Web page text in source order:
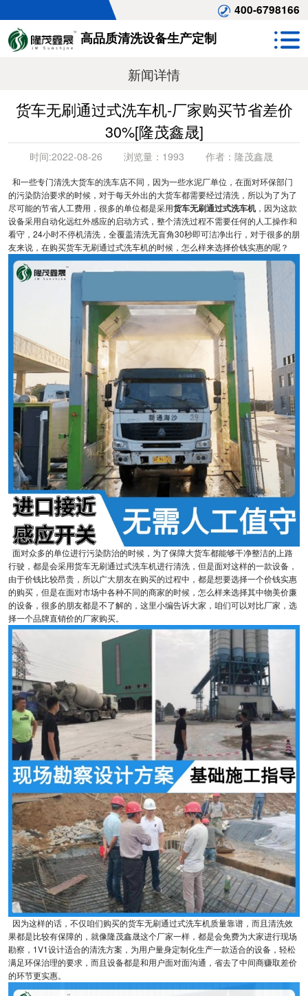
400-6798166
高品质清洗设备生产定制
新闻详情
货车无刷通过式洗车机-厂家购买节省差价
30%[隆茂鑫晟]
时间:2022-08-26 浏览量： 1993 作者： 隆茂鑫晟
和一些专门清洗大货车的洗车店不同，因为一些水泥厂单位，在面对环保部门
的污染防治要求的时候，对于每天外出的大货车都需要经过清洗，所以为了为了
尽可能的节省人工费用，很多的单位都是采用货车无刷通过式洗车机，因为这款
设备采用自动化远红外感应的启动方式，整个清洗过程不需要任何的人工操作和
看守，24小时不停机清洗，全覆盖清洗无盲角30秒即可洁净出行，对于很多的朋
友来说，在购买货车无刷通过式洗车机的时候，怎么样来选择价钱实惠的呢？
面对众多的单位进行污染防治的时候，为了保障大货车都能够干净整洁的上路
行驶，都是会采用货车无刷通过式洗车机进行清洗，但是面对这样的一款设备，
由于价钱比较昂贵，所以广大朋友在购买的过程中，都是想要选择一个价钱实惠
的购买，但是在面对市场中各种不同的商家的时候，怎么样来选择其中物美价廉
的设备，很多的朋友都是不了解的，这里小编告诉大家，咱们可以对比厂家，选
择一个品牌直销价的厂家购买。
因为这样的话，不仅咱们购买的货车无刷通过式洗车机质量靠谱，而且清洗效
果都是比较有保障的，就像隆茂鑫晟这个厂家一样，都是会免费为大家进行现场
勘察，1V1设计适合的清洗方案，为用户量身定制化生产一款适合的设备，轻松
满足环保治理的要求，而且设备都是和用户面对面沟通，省去了中间商赚取差价
的环节更实惠。